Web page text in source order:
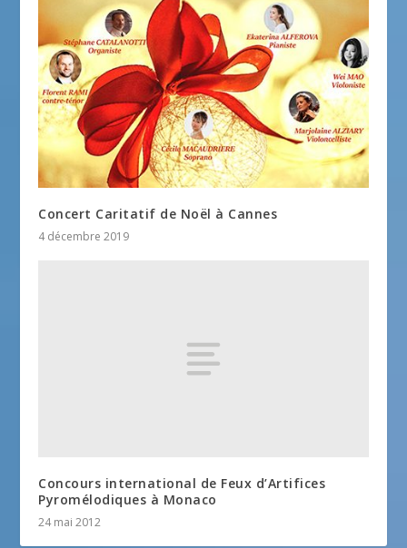
Concert Caritatif de Noël à Cannes
4 décembre 2019
Concours international de Feux d’Artifices
Pyromélodiques à Monaco
24 mai 2012